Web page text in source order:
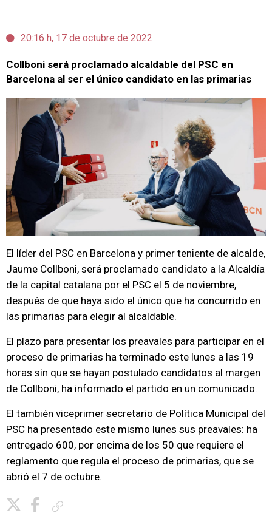
20:16 h, 17 de octubre de 2022
Collboni será proclamado alcaldable del PSC en
Barcelona al ser el único candidato en las primarias
El líder del PSC en Barcelona y primer teniente de alcalde,
Jaume Collboni, será proclamado candidato a la Alcaldía
de la capital catalana por el PSC el 5 de noviembre,
después de que haya sido el único que ha concurrido en
las primarias para elegir al alcaldable.
El plazo para presentar los preavales para participar en el
proceso de primarias ha terminado este lunes a las 19
horas sin que se hayan postulado candidatos al margen
de Collboni, ha informado el partido en un comunicado.
El también viceprimer secretario de Política Municipal del
PSC ha presentado este mismo lunes sus preavales: ha
entregado 600, por encima de los 50 que requiere el
reglamento que regula el proceso de primarias, que se
abrió el 7 de octubre.